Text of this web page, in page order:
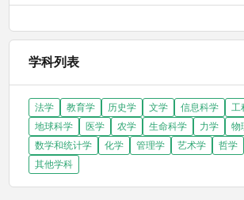
学科列表
法学 教育学 历史学 文学 信息科学 工
地球科学
医学 农学 生命科学 力学
物
数学和统计学
化学 管理学 艺术学 哲学
其他学科